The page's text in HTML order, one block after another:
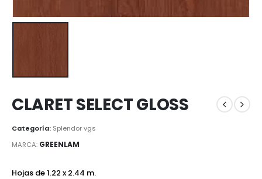
CLARET SELECT GLOSS
Categoría: Splendor vgs
MARCA: GREENLAM
Hojas de 1.22 x 2.44 m.